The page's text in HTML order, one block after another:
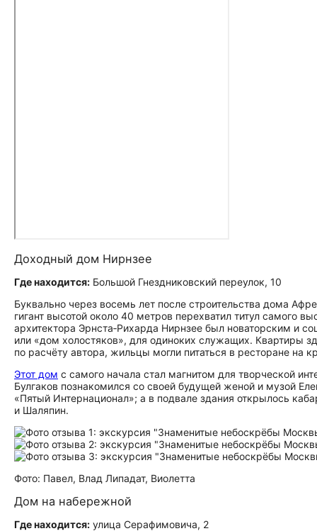
Доходный дом Нирнзее
Где находится: Большой Гнездниковский переулок, 10
Буквально через восемь лет после строительства дома
гигант высотой около 40 метров перехватил титул самого
архитектора Эрнста‑Рихарда Нирнзее был новаторским и
или «дом холостяков», для одиноких служащих. Квартиры
по расчёту автора, жильцы могли питаться в ресторане на
Этот дом с самого начала стал магнитом для творческой
Булгаков познакомился со своей будущей женой и музой
«Пятый Интернационал»; а в подвале здания открылось
и Шаляпин.
Фото: Павел, Влад Липадат, Виолетта
Дом на набережной
Где находится: улица Серафимовича, 2